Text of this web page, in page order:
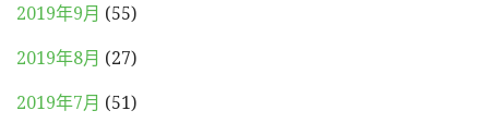
2019年9月 (55)
2019年8月 (27)
2019年7月 (51)